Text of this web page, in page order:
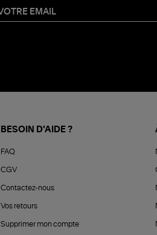
BESOIN D'AIDE ?
FAQ
CGV
Contactez-nous
Vos retours
Supprimer mon compte